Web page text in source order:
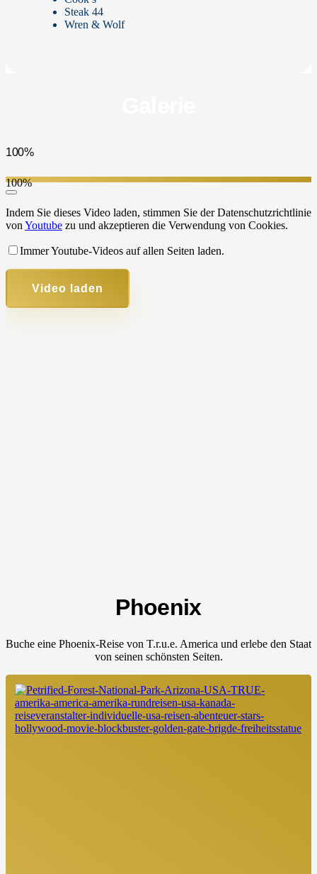
Steak 44
Wren & Wolf
100%
100%
Indem Sie dieses Video laden, stimmen Sie der Datenschutzrichtlinie
von Youtube zu und akzeptieren die Verwendung von Cookies.
Immer Youtube-Videos auf allen Seiten laden.
Video laden
Phoenix
Buche eine Phoenix-Reise von T.r.u.e. America und erlebe den Staat
von seinen schönsten Seiten.